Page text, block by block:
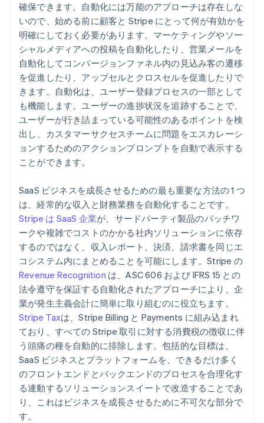
確保できます。自動化には万能のアプローチは存在しな
いので、始める前に顧客と Stripe にとって何が有効かを
明確にしておく必要があります。マーケティングやソー
シャルメディアへの投稿を自動化したり、営業メールを
自動化してコンバージョンファネル内の見込み客の遷移
を促進したり、アップセルとクロスセルを促進したりで
きます。自動化は、ユーザー登録プロセスの一部として
も機能します。ユーザーの進捗状況を追跡することで、
ユーザーが行き詰まっている可能性のあるポイントを検
出し、カスタマーサクセスチームに問題をエスカレーシ
ョンするためのアクションプロンプトを自動で表示する
ことができます。
SaaS ビジネスを成長させるための最も重要な方法の 1 つ
は、経常的な収入と財務業務を自動化することです。
Stripe は SaaS 企業が、サードパーティ製品のパッチワ
ークや複雑でコストのかかる社内ソリューションに依存
するのではなく、収入レポート、決済、請求書を同じエ
コシステム内にまとめることを可能にします。Stripe の
Revenue Recognition は、ASC 606 および IFRS 15 との
法令遵守を保証する自動化されたアプローチにより、企
業が発生主義会計に簡単に取り組むのに役立ちます。
Stripe Taxは、Stripe Billing と Payments に組み込まれ
ており、すべての Stripe 取引に対する消費税の徴収に伴
う頭痛の種を自動的に排除します。包括的な目標は、
SaaS ビジネスとプラットフォームを、できるだけ多く
のフロントエンドとバックエンドのプロセスを合理化す
る連動するソリューションスイートで改造することであ
り、これはビジネスを成長させるために不可欠な部分で
す。